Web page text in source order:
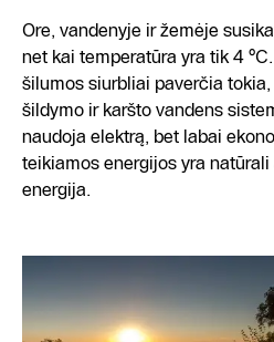
Ore, vandenyje ir žemėje
net kai temperatūra yra tik 4
šilumos siurbliai paverčia
šildymo ir karšto vandens
naudoja elektrą, bet labai
teikiamos energijos yra
energija.